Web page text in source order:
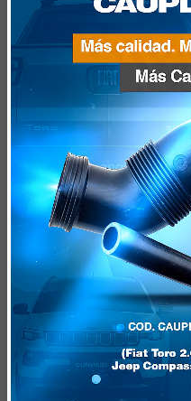
EMAIL
Ciudad
Provincia
País
Argentina
Prefijo
+